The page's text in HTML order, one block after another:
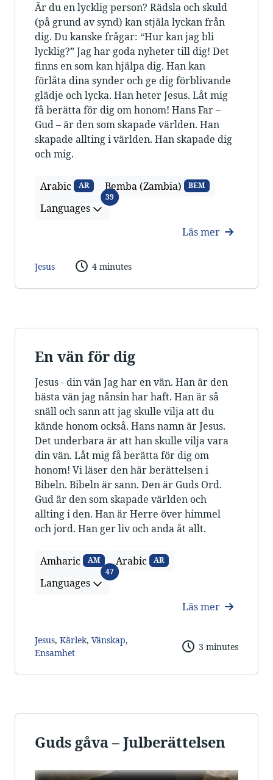
Är du en lycklig person? Rädsla och skuld
(på grund av synd) kan stjäla lyckan från
dig. Du kanske frågar: “Hur kan jag bli
lycklig?” Jag har goda nyheter till dig! Det
finns en som kan hjälpa dig. Han kan
förlåta dina synder och ge dig förblivande
glädje och lycka. Han heter Jesus. Låt mig
få berätta för dig om honom! Hans Far –
Gud – är den som skapade världen. Han
skapade allting i världen. Han skapade dig
och mig.
Arabic AR Bemba (Zambia) BEM
Languages
39Languages
Läs mer
Jesus 4 minutes
En vän för dig
Jesus - din vän Jag har en vän. Han är den
bästa vän jag nånsin har haft. Han är så
snäll och sann att jag skulle vilja att du
kände honom också. Hans namn är Jesus.
Det underbara är att han skulle vilja vara
din vän. Låt mig få berätta för dig om
honom! Vi läser den här berättelsen i
Bibeln. Bibeln är sann. Den är Guds Ord.
Gud är den som skapade världen och
allting i den. Han är Herre över himmel
och jord. Han ger liv och anda åt allt.
Amharic AM Arabic AR
Languages
47Languages
Läs mer
Jesus, Kärlek, Vänskap,
Ensamhet
3 minutes
Guds gåva – Julberättelsen